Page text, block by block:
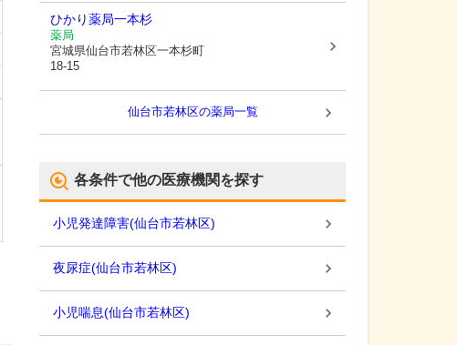
ひかり薬局一本杉
薬局
宮城県仙台市若林区一本杉町
18-15
仙台市若林区の薬局一覧
各条件で他の医療機関を探す
小児発達障害(仙台市若林区)
夜尿症(仙台市若林区)
小児喘息(仙台市若林区)